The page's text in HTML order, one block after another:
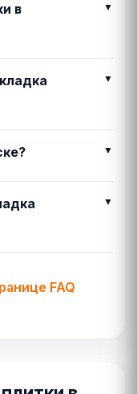
в
FAQ